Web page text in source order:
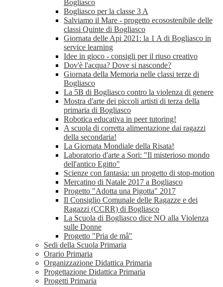
Bogliasco
Bogliasco per la classe 3 A
Salviamo il Mare - progetto ecosostenibile delle
classi Quinte di Bogliasco
Giornata delle Api 2021: la 1 A di Bogliasco in
service learning
Idee in gioco - consigli per il riuso creativo
Dov'è l'acqua? Dove si nasconde?
Giornata della Memoria nelle classi terze di
Bogliasco
La 5B di Bogliasco contro la violenza di genere
Mostra d'arte dei piccoli artisti di terza della
primaria di Bogliasco
Robotica educativa in peer tutoring!
A scuola di corretta alimentazione dai ragazzi
della secondaria!
La Giornata Mondiale della Risata!
Laboratorio d'arte a Sori: "Il misterioso mondo
dell'antico Egitto"
Scienze con fantasia: un progetto di stop-motion
Mercatino di Natale 2017 a Bogliasco
Progetto "Adotta una Pigotta" 2017
Il Consiglio Comunale delle Ragazze e dei
Ragazzi (CCRR) di Bogliasco
La Scuola di Bogliasco dice NO alla Violenza
sulle Donne
Progetto "Pria de mâ"
Sedi della Scuola Primaria
Orario Primaria
Organizzazione Didattica Primaria
Progettazione Didattica Primaria
Progetti Primaria